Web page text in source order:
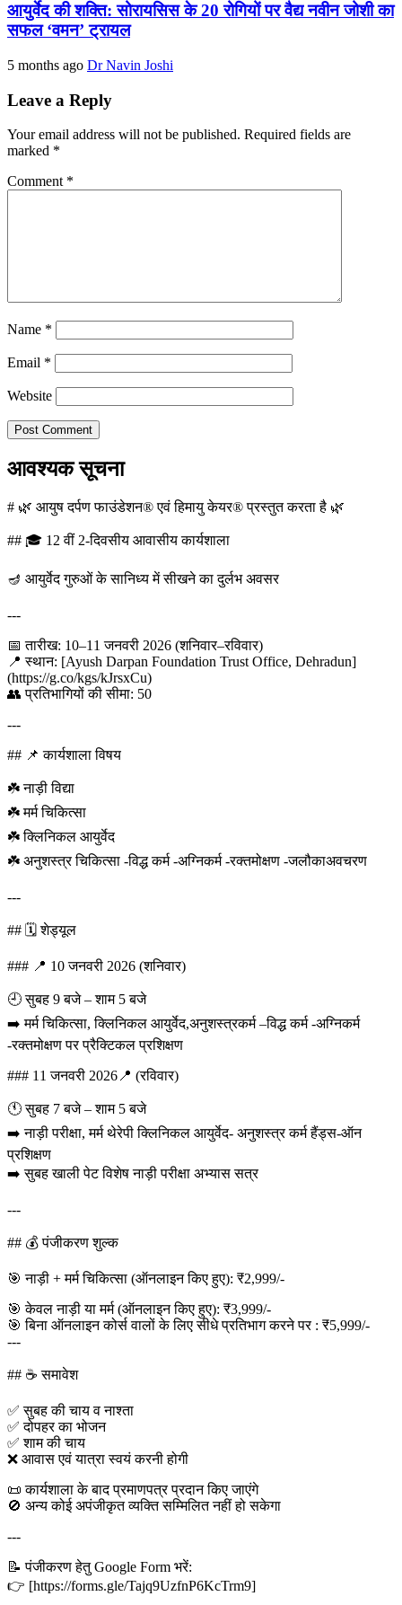
आयुर्वेद की शक्ति: सोरायसिस के 20 रोगियों पर वैद्य नवीन जोशी का
सफल ‘वमन’ ट्रायल
5 months ago Dr Navin Joshi
Leave a Reply
Your email address will not be published. Required fields are
marked *
Comment *
Name *
Email *
Website
आवश्यक सूचना
# 🌿 आयुष दर्पण फाउंडेशन® एवं हिमायु केयर® प्रस्तुत करता है 🌿
## 🎓 12 वीं 2-दिवसीय आवासीय कार्यशाला
🪔 आयुर्वेद गुरुओं के सानिध्य में सीखने का दुर्लभ अवसर
---
📅 तारीख: 10–11 जनवरी 2026 (शनिवार–रविवार)
📍 स्थान: [Ayush Darpan Foundation Trust Office, Dehradun]
(https://g.co/kgs/kJrsxCu)
👥 प्रतिभागियों की सीमा: 50
---
## 📌 कार्यशाला विषय
☘️ नाड़ी विद्या
☘️ मर्म चिकित्सा
☘️ क्लिनिकल आयुर्वेद
☘️ अनुशस्त्र चिकित्सा -विद्ध कर्म -अग्निकर्म -रक्तमोक्षण -जलौकाअवचरण
---
## 🗓️ शेड्यूल
### 📍 10 जनवरी 2026 (शनिवार)
🕘 सुबह 9 बजे – शाम 5 बजे
➡️ मर्म चिकित्सा, क्लिनिकल आयुर्वेद,अनुशस्त्रकर्म –विद्ध कर्म -अग्निकर्म
-रक्तमोक्षण पर प्रैक्टिकल प्रशिक्षण
### 11 जनवरी 2026📍 (रविवार)
🕚 सुबह 7 बजे – शाम 5 बजे
➡️ नाड़ी परीक्षा, मर्म थेरेपी क्लिनिकल आयुर्वेद- अनुशस्त्र कर्म हैंड्स-ऑन
प्रशिक्षण
➡️ सुबह खाली पेट विशेष नाड़ी परीक्षा अभ्यास सत्र
---
## 💰 पंजीकरण शुल्क
🎯 नाड़ी + मर्म चिकित्सा (ऑनलाइन किए हुए): ₹2,999/-
🎯 केवल नाड़ी या मर्म (ऑनलाइन किए हुए): ₹3,999/-
🎯 बिना ऑनलाइन कोर्स वालों के लिए सीधे प्रतिभाग करने पर : ₹5,999/-
---
## ☕ समावेश
✅ सुबह की चाय व नाश्ता
✅ दोपहर का भोजन
✅ शाम की चाय
❌ आवास एवं यात्रा स्वयं करनी होगी
📜 कार्यशाला के बाद प्रमाणपत्र प्रदान किए जाएंगे
🚫 अन्य कोई अपंजीकृत व्यक्ति सम्मिलित नहीं हो सकेगा
---
📝 पंजीकरण हेतु Google Form भरें:
👉 [https://forms.gle/Tajq9UzfnP6KcTrm9]